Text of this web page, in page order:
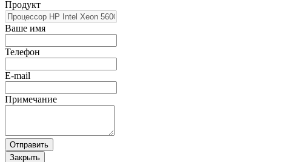
Продукт
Ваше имя
Телефон
E-mail
Примечание
Отправить
Закрыть